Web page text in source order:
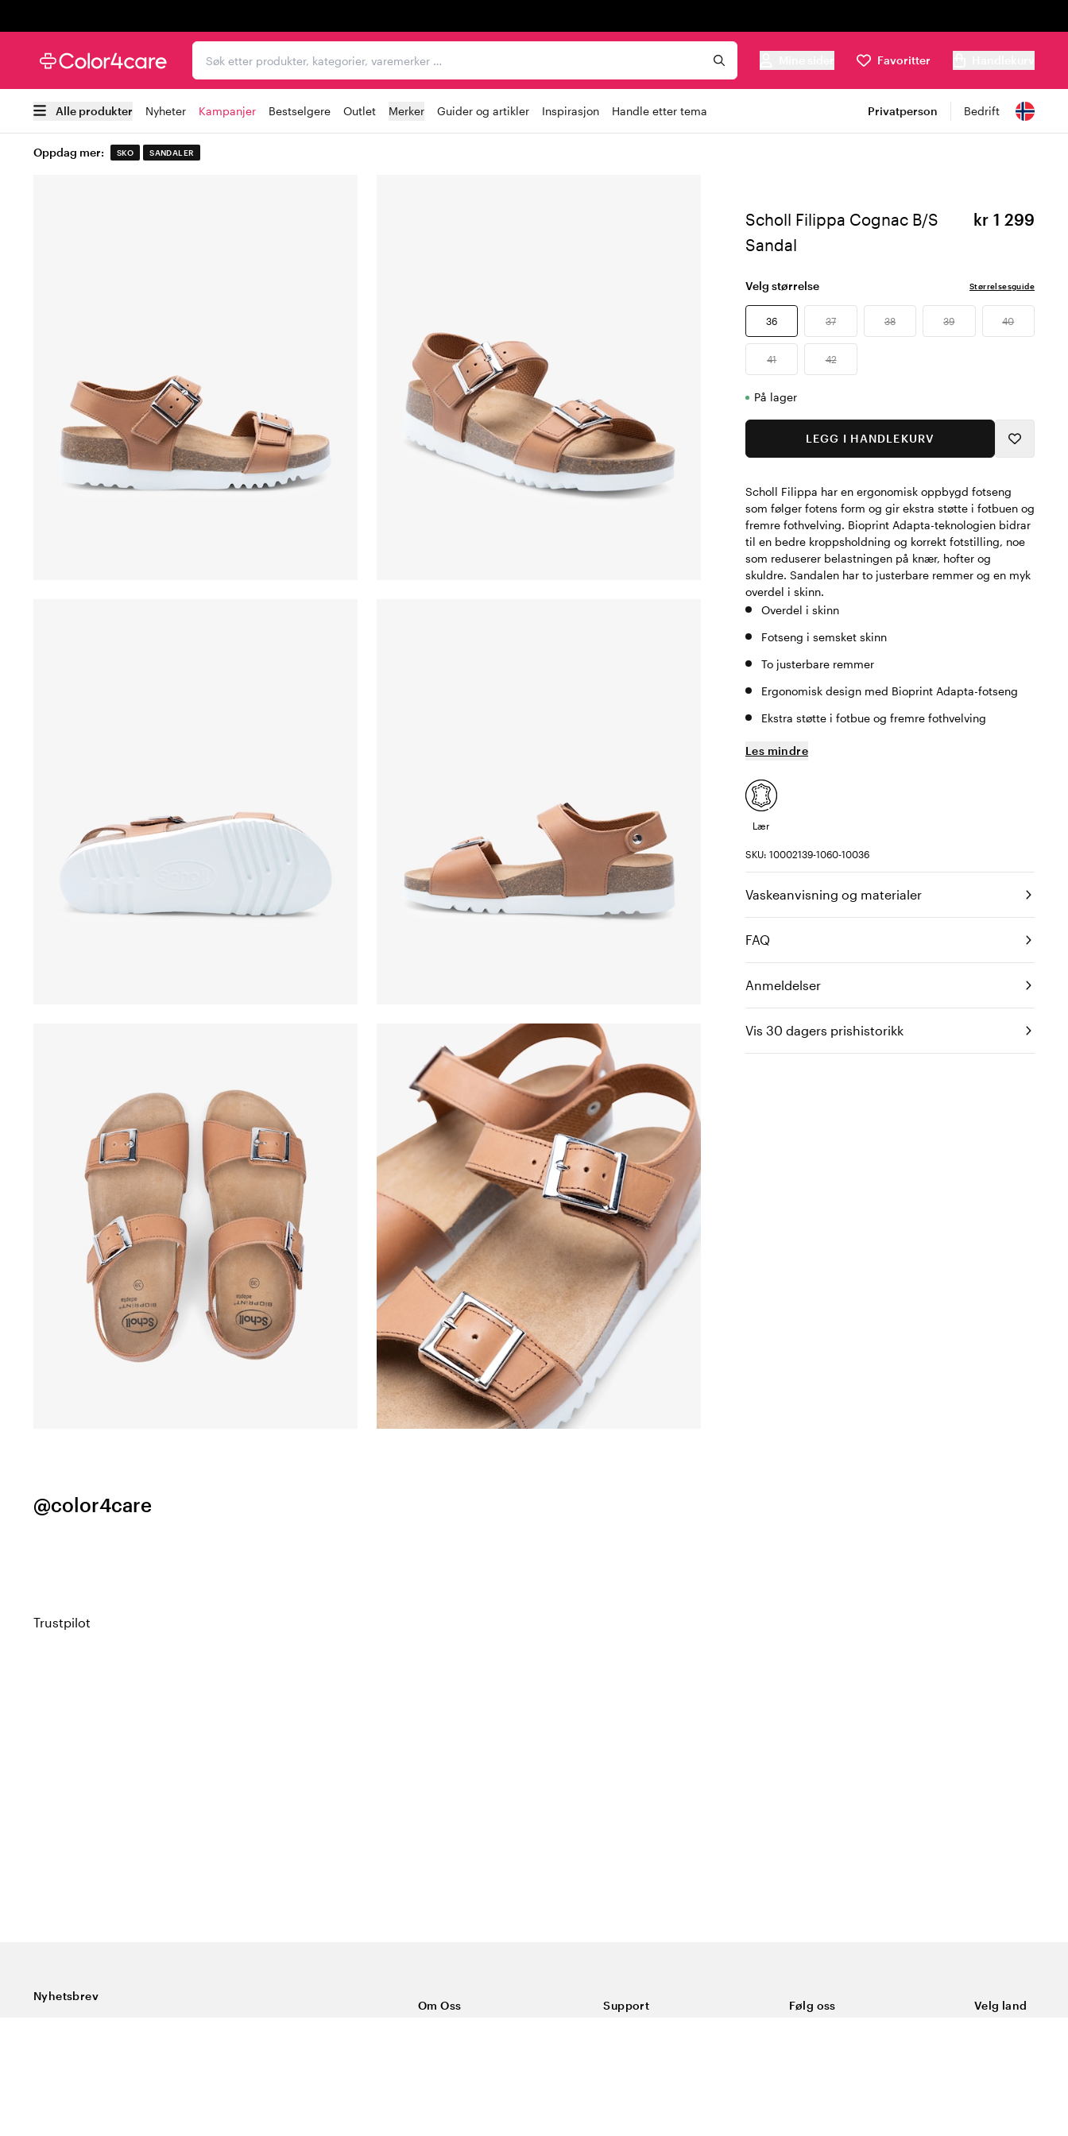
Søk etter produkter, kategorier, varemerker …
Favoritter
Alle produkter Nyheter Kampanjer Bestselgere Outlet Merker Guider og artikler Inspirasjon Handle etter tema Privatperson Bedrift
Oppdag mer: SKO SANDALER
Scholl Filippa Cognac B/S
Sandal
kr 1 299
Velg størrelse Størrelsesguide
36 37 38 39 40
41 42
På lager
LEGG I HANDLEKURV
Scholl Filippa har en ergonomisk oppbygd fotseng
som følger fotens form og gir ekstra støtte i fotbuen og
fremre fothvelving. Bioprint Adapta-teknologien bidrar
til en bedre kroppsholdning og korrekt fotstilling, noe
som reduserer belastningen på knær, hofter og
skuldre. Sandalen har to justerbare remmer og en myk
overdel i skinn.
Overdel i skinn
Fotseng i semsket skinn
To justerbare remmer
Ergonomisk design med Bioprint Adapta-fotseng
Ekstra støtte i fotbue og fremre fothvelving
Les mindre
Lær
SKU: 10002139-1060-10036
Vaskeanvisning og materialer
FAQ
Anmeldelser
Vis 30 dagers prishistorikk
@color4care
Trustpilot
Nyhetsbrev
Om Oss Support Følg oss Velg land